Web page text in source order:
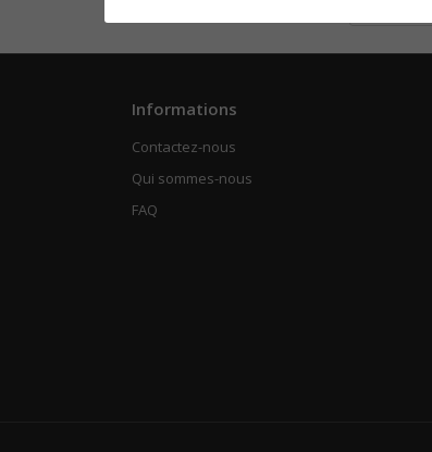
Informations
Contactez-nous
Qui sommes-nous
FAQ